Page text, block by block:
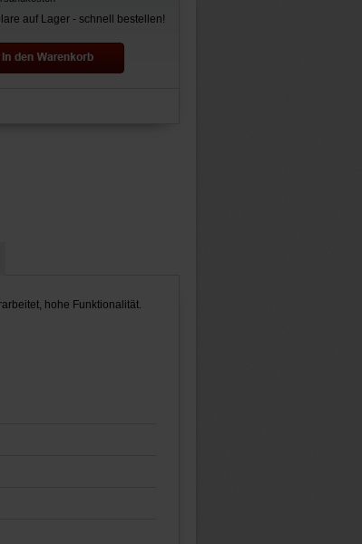
auf Lager - schnell bestellen!
hohe Funktionalität.